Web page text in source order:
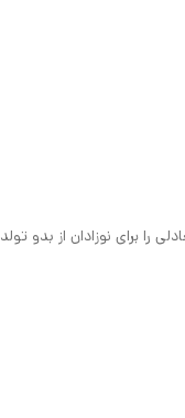
برای نوزادان از بدو تولد